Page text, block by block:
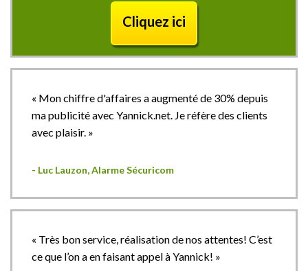
Cliquez ici
« Mon chiffre d'affaires a augmenté de 30% depuis
ma publicité avec Yannick.net. Je réfère des clients
avec plaisir. »
- Luc Lauzon, Alarme Sécuricom
« Très bon service, réalisation de nos attentes! C’est
ce que l’on a en faisant appel à Yannick! »